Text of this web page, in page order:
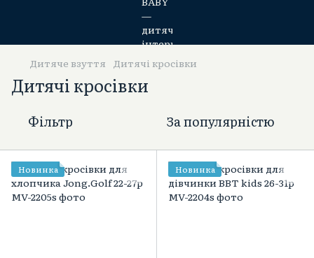
Дитяче взуття Дитячі кросівки
Дитячі кросівки
Фільтр За популярністю
Новинка Новинка